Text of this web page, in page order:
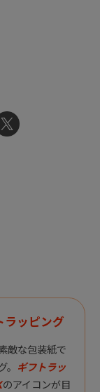
ラッピング
敵な包装紙で
。 ギフトラッ
のアイコンが目